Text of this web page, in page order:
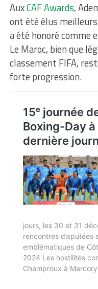
AuxCAF Awards,
ont été élus meilleurs
a été honoré comme
Le Maroc, bien que
classement FIFA,
forte progression.